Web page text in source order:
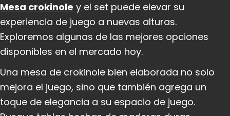
Mesa crokinole y el set puede elevar su
experiencia de juego a nuevas alturas.
Exploremos algunas de las mejores opciones
disponibles en el mercado hoy.
Una mesa de crokinole bien elaborada no solo
mejora el juego, sino que también agrega un
toque de elegancia a su espacio de juego.